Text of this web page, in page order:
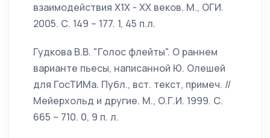
взаимодействия X1X - XX веков. М., ОГИ.
2005. С. 149 – 177. 1, 45 п.л.
Гудкова В.В. "Голос флейты". О раннем
варианте пьесы, написанной Ю. Олешей
для ГосТИМа. Публ., вст. текст, примеч. //
Мейерхольд и другие. М., О.Г.И. 1999. С.
665 – 710. 0, 9 п. л.